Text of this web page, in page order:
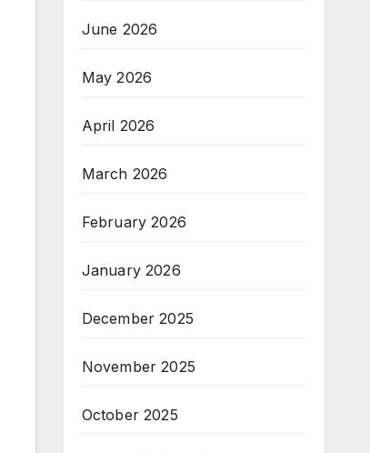
June 2026
May 2026
April 2026
March 2026
February 2026
January 2026
December 2025
November 2025
October 2025